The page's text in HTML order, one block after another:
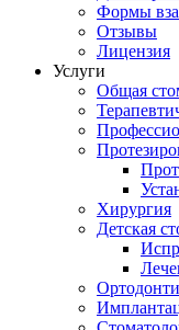
Формы
Отзывы
Лицензия
Услуги
Общая
Хирургия
Детская